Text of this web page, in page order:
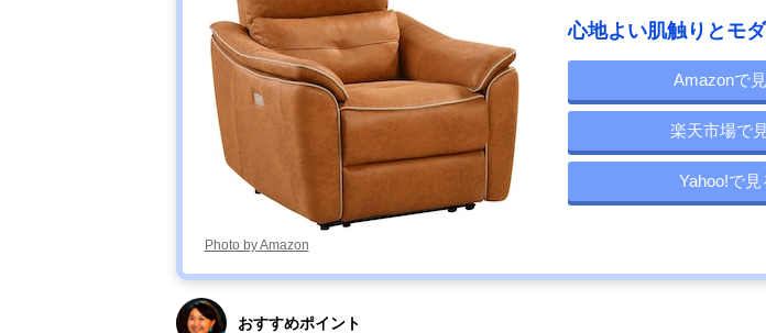
Photo by Amazon
心地よい肌触りとモ
Amazonで
楽天市場で
Yahoo!で見
おすすめポイント